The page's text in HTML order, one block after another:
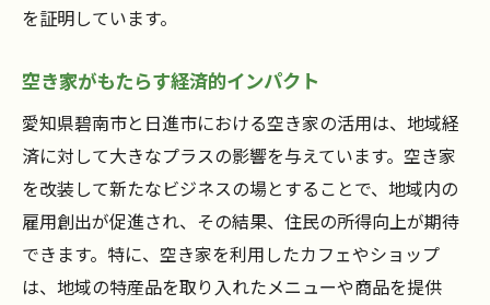
を証明しています。
空き家がもたらす経済的インパクト
愛知県碧南市と日進市における空き家の活用は、地域経
済に対して大きなプラスの影響を与えています。空き家
を改装して新たなビジネスの場とすることで、地域内の
雇用創出が促進され、その結果、住民の所得向上が期待
できます。特に、空き家を利用したカフェやショップ
は、地域の特産品を取り入れたメニューや商品を提供